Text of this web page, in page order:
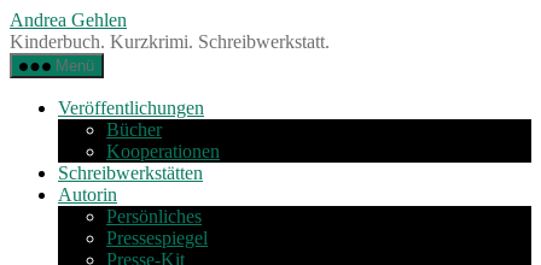
Zum
Inhalt
springen
Andrea Gehlen
Kinderbuch. Kurzkrimi. Schreibwerkstatt.
Menü
Veröffentlichungen
Bücher
Kooperationen
Schreibwerkstätten
Autorin
Persönliches
Pressespiegel
Presse-Kit